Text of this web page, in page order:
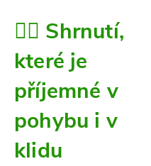
🧘‍♀️ Shrnutí,
které je
příjemné v
pohybu i v
klidu